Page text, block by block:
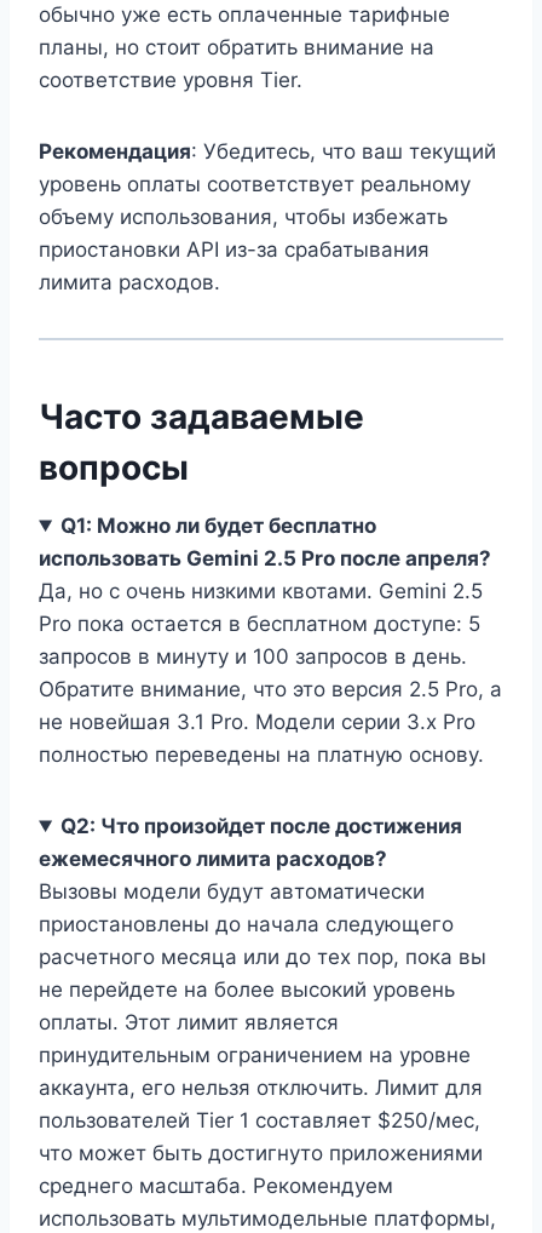
обычно уже есть оплаченные тарифные
планы, но стоит обратить внимание на
соответствие уровня Tier.
Рекомендация: Убедитесь, что ваш текущий
уровень оплаты соответствует реальному
объему использования, чтобы избежать
приостановки API из-за срабатывания
лимита расходов.
Часто задаваемые
вопросы
Q1: Можно ли будет бесплатно
использовать Gemini 2.5 Pro после апреля?
Да, но с очень низкими квотами. Gemini 2.5
Pro пока остается в бесплатном доступе: 5
запросов в минуту и 100 запросов в день.
Обратите внимание, что это версия 2.5 Pro, а
не новейшая 3.1 Pro. Модели серии 3.x Pro
полностью переведены на платную основу.
Q2: Что произойдет после достижения
ежемесячного лимита расходов?
Вызовы модели будут автоматически
приостановлены до начала следующего
расчетного месяца или до тех пор, пока вы
не перейдете на более высокий уровень
оплаты. Этот лимит является
принудительным ограничением на уровне
аккаунта, его нельзя отключить. Лимит для
пользователей Tier 1 составляет $250/мес,
что может быть достигнуто приложениями
среднего масштаба. Рекомендуем
использовать мультимодельные платформы,